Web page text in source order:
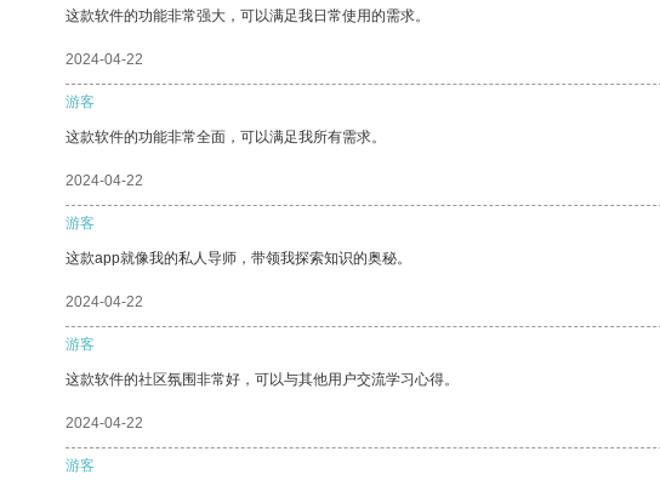
这款软件的功能非常强大，可以满足我日常使用的需求。
2024-04-22
游客
这款软件的功能非常全面，可以满足我所有需求。
2024-04-22
游客
这款app就像我的私人导师，带领我探索知识的奥秘。
2024-04-22
游客
这款软件的社区氛围非常好，可以与其他用户交流学习心得。
2024-04-22
游客